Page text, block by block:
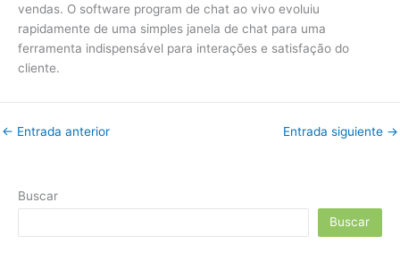
vendas. O software program de chat ao vivo evoluiu
rapidamente de uma simples janela de chat para uma
ferramenta indispensável para interações e satisfação do
cliente.
← Entrada anterior Entrada siguiente →
Buscar
Buscar